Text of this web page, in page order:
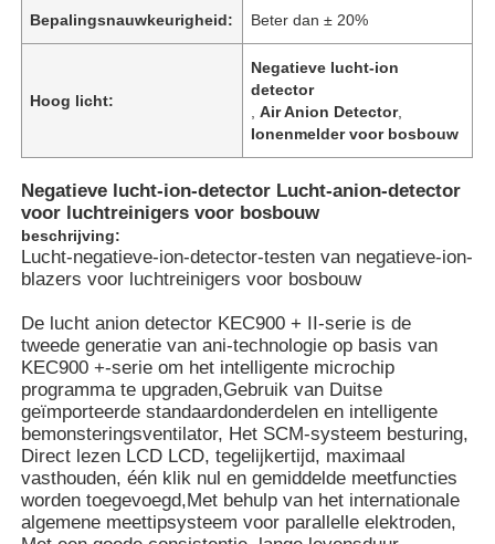
Bepalingsnauwkeurigheid: Beter dan ± 20%
Hoog licht:
Negatieve lucht-ion
detector
,Air Anion Detector,
Ionenmelder voor bosbouw
Negatieve lucht-ion-detector Lucht-anion-detector
voor luchtreinigers voor bosbouw
beschrijving:
Lucht-negatieve-ion-detector-testen van negatieve-ion-
blazers voor luchtreinigers voor bosbouw
De lucht anion detector KEC900 + II-serie is de
tweede generatie van ani-technologie op basis van
KEC900 +-serie om het intelligente microchip
programma te upgraden,Gebruik van Duitse
geïmporteerde standaardonderdelen en intelligente
bemonsteringsventilator, Het SCM-systeem besturing,
Direct lezen LCD LCD, tegelijkertijd, maximaal
vasthouden, één klik nul en gemiddelde meetfuncties
worden toegevoegd,Met behulp van het internationale
algemene meettipsysteem voor parallelle elektroden,